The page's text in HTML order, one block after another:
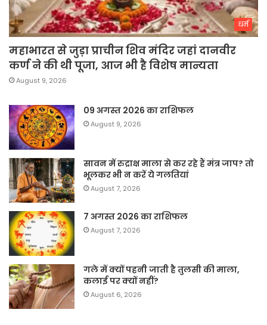
धर्म
महाभारत से जुड़ा प्राचीन शिव मंदिर जहां दानवीर
कर्ण ने की थी पूजा, आज भी है विशेष मान्यता
August 9, 2026
09 अगस्त 2026 का राशिफल
August 9, 2026
सावन में रुद्राक्ष माला से कर रहे हैं मंत्र जाप? तो
भूलकर भी न करें ये गलतियां
August 7, 2026
7 अगस्त 2026 का राशिफल
August 7, 2026
गले में क्यों पहनी जाती है तुलसी की माला,
कलाई पर क्यों नहीं?
August 6, 2026